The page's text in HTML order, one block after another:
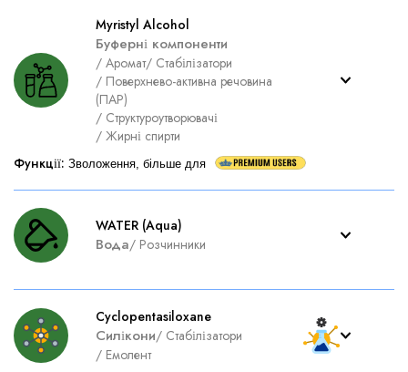
Myristyl Alcohol
Буферні компоненти
/ Аромат/ Стабілізатори
/ Поверхнево-активна речовина
(ПАР)
/ Структуроутворювачі
/ Жирні спирти
Функції: Зволоження, більше для
WATER (Aqua)
Вода/ Розчинники
Cyclopentasiloxane
Силікони/ Стабілізатори
/ Емолент